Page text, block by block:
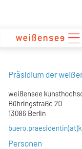
Präsidium der
weißensee
Bühringstraße 20
13086 Berlin
Personen